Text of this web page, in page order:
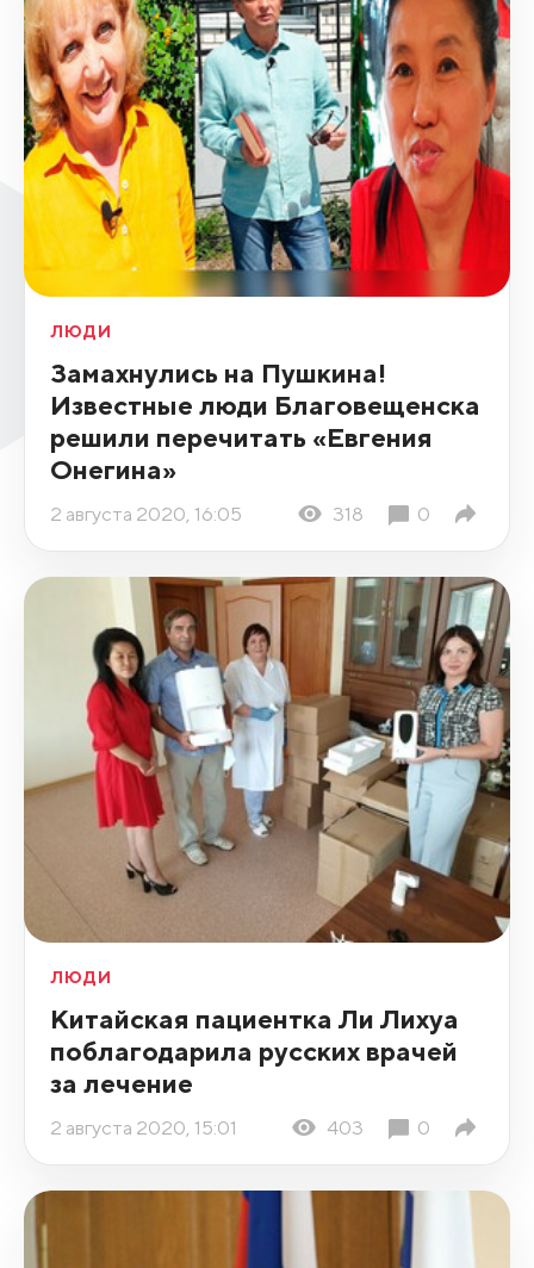
ЛЮДИ
Замахнулись на Пушкина!
Известные люди Благовещенска
решили перечитать «Евгения
Онегина»
2 августа 2020, 16:05 318 0
ЛЮДИ
Китайская пациентка Ли Лихуа
поблагодарила русских врачей
за лечение
2 августа 2020, 15:01 403 0